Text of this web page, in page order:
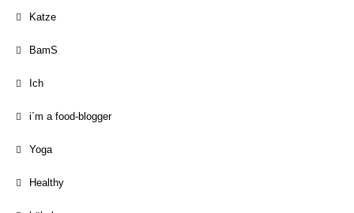
Katze
BamS
Ich
i´m a food-blogger
Yoga
Healthy